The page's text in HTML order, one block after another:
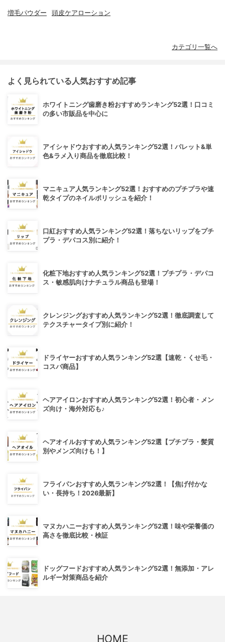
増毛パウダー 頭皮ケアローション
カテゴリ一覧へ
よく見られている人気おすすめ記事
ホワイトニング歯磨き粉おすすめランキング52選！口コミ
の多い市販品を中心に
アイシャドウおすすめ人気ランキング52選！パレット&単
色&ラメ入り商品を徹底比較！
マニキュア人気ランキング52選！おすすめのプチプラや速
乾タイプのネイルポリッシュを紹介！
口紅おすすめ人気ランキング52選！落ちないリップをプチ
プラ・デパコス別に紹介！
化粧下地おすすめ人気ランキング52選！プチプラ・デパコ
ス・敏感肌向けナチュラル商品も登場！
クレンジングおすすめ人気ランキング52選！徹底調査して
テクスチャータイプ別に紹介！
ドライヤーおすすめ人気ランキング52選【速乾・くせ毛・
コスパ商品】
ヘアアイロンおすすめ人気ランキング52選！初心者・メン
ズ向け・海外対応も♪
ヘアオイルおすすめ人気ランキング52選【プチプラ・髪質
別やメンズ向けも！】
フライパンおすすめ人気ランキング52選！【焦げ付かな
い・長持ち！2026最新】
マヌカハニーおすすめ人気ランキング52選！味や栄養価の
高さを徹底比較・検証
ドッグフードおすすめ人気ランキング52選！無添加・アレ
ルギー対策商品を紹介
HOME